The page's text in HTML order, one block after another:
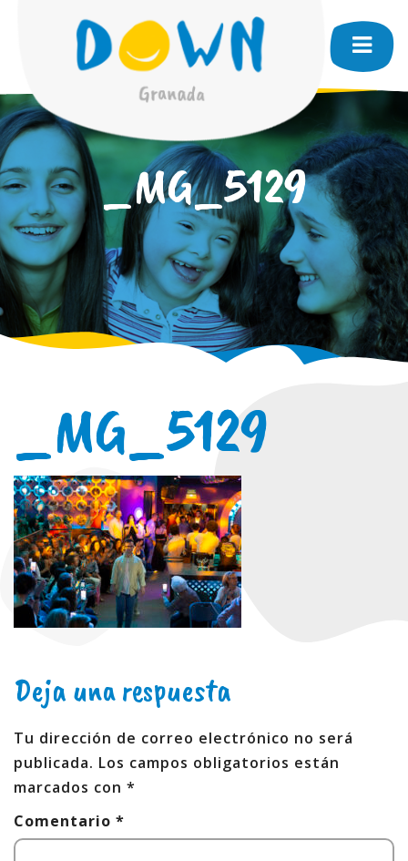
_MG_5129
_MG_5129
Deja una respuesta
Tu dirección de correo electrónico no será
publicada. Los campos obligatorios están
marcados con *
Comentario *